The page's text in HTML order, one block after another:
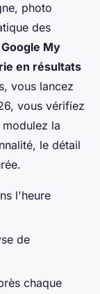
photo
des
My
en résultats
vous lancez
vous vérifiez
la
le détail
l'heure
de
chaque